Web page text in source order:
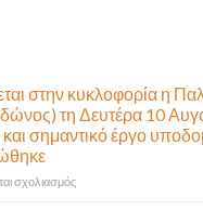
στην κυκλοφορία η
τη Δευτέρα 10
σημαντικό έργο
σχολιασμόςστο